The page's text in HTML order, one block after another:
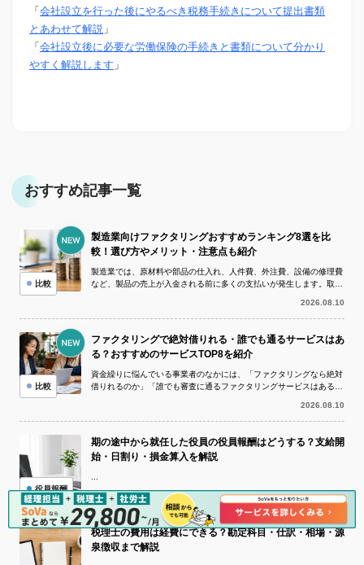
「 会社設立を行った後にやるべき税務手続きについて提出書類
とあわせて解説 」
「 会社設立後に必要な労働保険の手続きと書類について分かり
やすく解説します 」
おすすめ記事一覧
製造業向けファクタリングおすすめランキング8選を比
較！選び方やメリット・注意点も紹介
製造業では、原材料や部品の仕入れ、人件費、外注費、設備の修理費
など、製品の売上が入金される前に多くの支払いが発生します。取引
2026.08.10
比較
ファクタリングで絶対借りれる・誰でも通るサービスはあ
る？おすすめのサービスTOP8を紹介
資金繰りに悩んでいる事業者のなかには、「ファクタリングなら絶対
借りれるのか」「誰でも審査に通るファクタリングサービスはあるの
2026.08.10
比較
期の途中から就任した役員の役員報酬はどうする？支給開
始・日割り・損金算入を解説
2026.07.30
役員報酬
税理士の費用は経費にできる？勘定科目・仕訳・相場・源
泉徴収まで解説